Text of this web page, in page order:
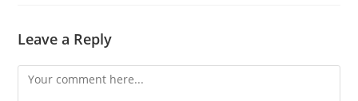
Leave a Reply